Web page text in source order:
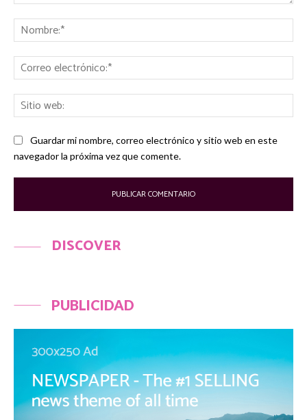
Guardar mi nombre, correo electrónico y sitio web en este
navegador la próxima vez que comente.
DISCOVER
PUBLICIDAD